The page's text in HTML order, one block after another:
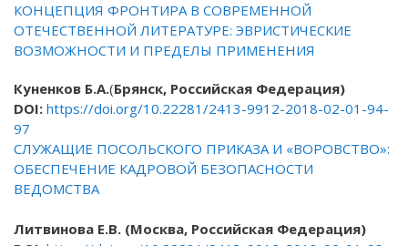
КОНЦЕПЦИЯ ФРОНТИРА В СОВРЕМЕННОЙ
ОТЕЧЕСТВЕННОЙ ЛИТЕРАТУРЕ: ЭВРИСТИЧЕСКИЕ
ВОЗМОЖНОСТИ И ПРЕДЕЛЫ ПРИМЕНЕНИЯ
Куненков Б.А.(Брянск, Российская Федерация)
DOI: https://doi.org/10.22281/2413-9912-2018-02-01-94-
97
СЛУЖАЩИЕ ПОСОЛЬСКОГО ПРИКАЗА И «ВОРОВСТВО»:
ОБЕСПЕЧЕНИЕ КАДРОВОЙ БЕЗОПАСНОСТИ
ВЕДОМСТВА
Литвинова Е.В. (Москва, Российская Федерация)